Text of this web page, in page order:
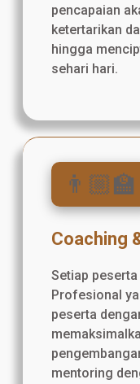
pencapaian
ketertarikan
hingga
sehari hari.
👨🏼‍🏫
Coaching
Setiap
Profesional
peserta
mentoring